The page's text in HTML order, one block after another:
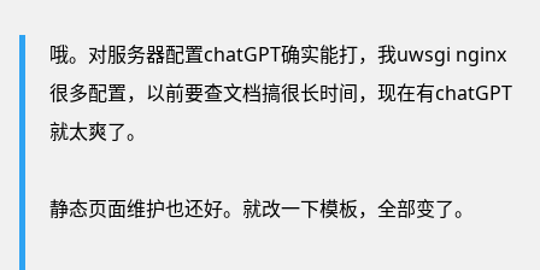
哦。对服务器配置chatGPT确实能打，我uwsgi nginx
很多配置，以前要查文档搞很长时间，现在有chatGPT
就太爽了。
静态页面维护也还好。就改一下模板，全部变了。